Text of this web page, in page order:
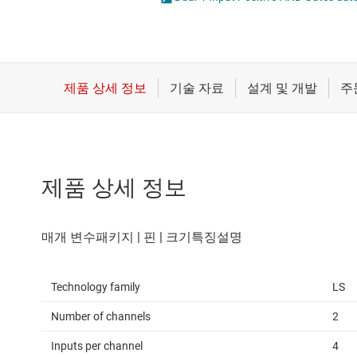
마이크로컨트롤러(MCU) 및 프로세서
전압 변환기 및
제품 상세 정보
Technology family LS
Number of channels 2
Inputs per channel 4